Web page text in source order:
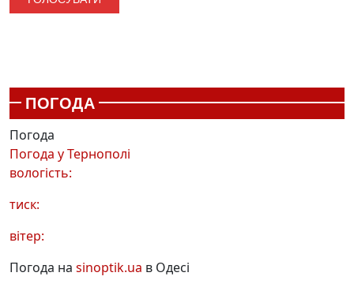
ПОГОДА
Погода
Погода уТернополі
вологість:
тиск:
вітер:
Погода на sinoptik.ua в Одесі